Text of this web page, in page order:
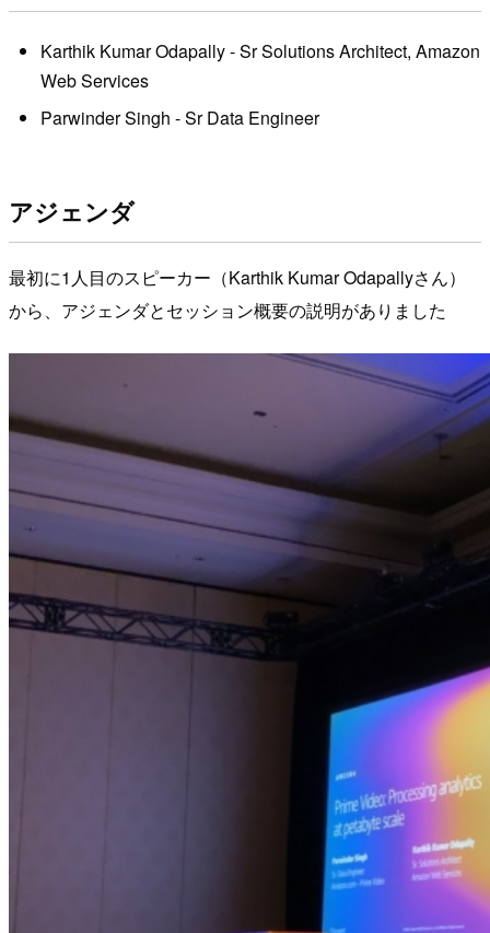
Karthik Kumar Odapally - Sr Solutions Architect, Amazon
Web Services
Parwinder Singh - Sr Data Engineer
アジェンダ
最初に1人目のスピーカー（Karthik Kumar Odapallyさん）
から、アジェンダとセッション概要の説明がありました